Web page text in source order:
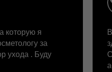
которую я
за
ухода . Буду